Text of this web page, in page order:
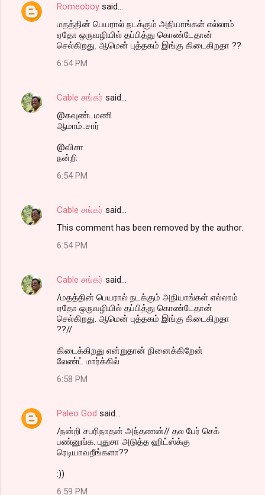
Romeoboy said…
மதத்தின் பெயரால் நடக்கும் அநியாங்கள் எல்லாம்
ஏதோ ஒருவழியில் தப்பித்து கொண்டேதான்
செல்கிறது. ஆமென் புத்தகம் இங்கு கிடைகிறதா ??
6:54 PM
Cable சங்கர் said…
@கவுண்டமணி
ஆமாம்..சார்
@விசா
நன்றி
6:54 PM
Cable சங்கர் said…
This comment has been removed by the author.
6:54 PM
Cable சங்கர் said…
/மதத்தின் பெயரால் நடக்கும் அநியாங்கள் எல்லாம்
ஏதோ ஒருவழியில் தப்பித்து கொண்டேதான்
செல்கிறது. ஆமென் புத்தகம் இங்கு கிடைகிறதா
??//
கிடைக்கிறது என்றுதான் நினைக்கிறேன்
லேண்ட் மார்க்கில்
6:58 PM
Paleo God said…
/நன்றி சபரிநாதன் அந்தணன்// தல பேர் செக்
பண்னுங்க. புதுசா அடுத்த ஹிட்ஸ்க்கு
ரெடியாவறீங்களா??
:))
6:59 PM